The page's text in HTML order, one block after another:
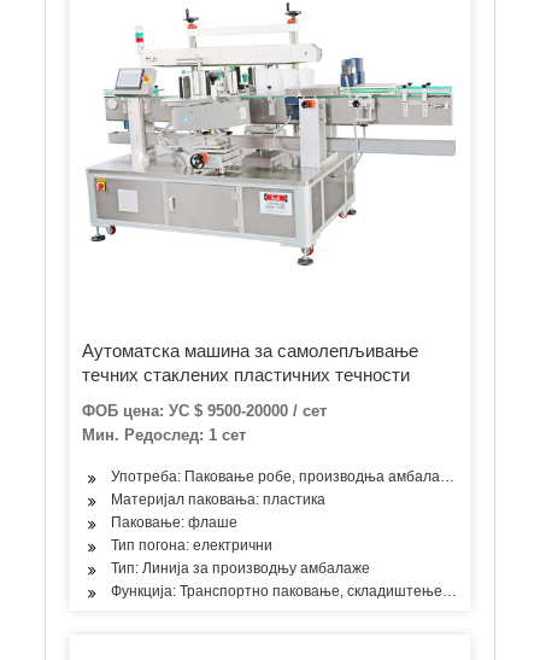
Аутоматска машина за самолепљивање
течних стаклених пластичних течности
ФОБ цена: УС $ 9500-20000 / сет
Мин. Редослед: 1 сет
Употреба: Паковање робе, производња амбалажног каиша
Материјал паковања: пластика
Паковање: флаше
Тип погона: електрични
Тип: Линија за производњу амбалаже
Функција: Транспортно паковање, складиштење и паковање,